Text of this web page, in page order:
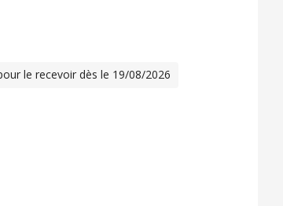
le recevoir dès le 19/08/2026